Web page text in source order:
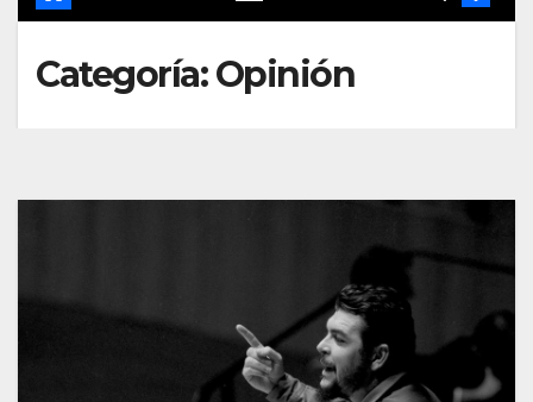
Categoría:Opinión